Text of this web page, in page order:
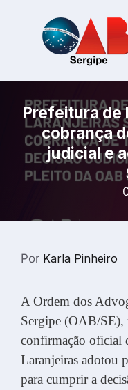
Prefeitura de
cobrança
judicial e
Por Karla Pinheiro
A Ordem dos
Sergipe (OAB/SE),
confirmação oficial
Laranjeiras adotou
para cumprir a